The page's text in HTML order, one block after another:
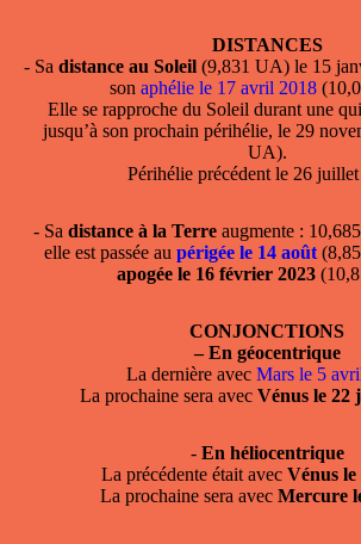
DISTANCES
- Sa distance au Soleil (9,831 UA) le 15
son aphélie le 17 avril 2018
Elle se rapproche du Soleil durant une
jusqu’à son prochain périhélie, le 29
UA).
Périhélie précédent le 26
- Sa distance à la Terre augmente : 10,685
elle est passée au périgée le 14 août
apogée le 16 février 2023
CONJONCTIONS
– En géocentrique
La dernière avec Mars le 5
La prochaine sera avec Vénus le 22
- En héliocentrique
La précédente était avec Vénus
La prochaine sera avec Mercure